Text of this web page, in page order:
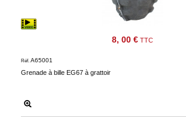
8, 00 € TTC
Grenade à bille EG67 à grattoir
Réf. A65001